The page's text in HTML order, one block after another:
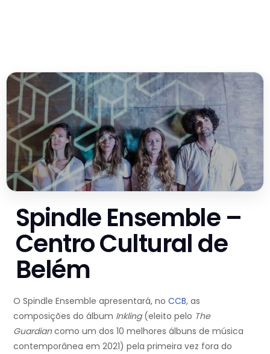
Spindle Ensemble –
Centro Cultural de
Belém
O Spindle Ensemble apresentará, no CCB, as
composições do álbum Inkling(eleito pelo The
Guardiancomo um dos 10 melhores álbuns de música
contemporânea em 2021) pela primeira vez fora do